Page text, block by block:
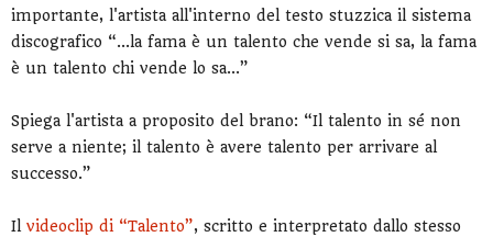
importante, l'artista all'interno del testo stuzzica il sistema
discografico “...la fama è un talento che vende si sa, la fama
è un talento chi vende lo sa...”
Spiega l'artista a proposito del brano: “Il talento in sé non
serve a niente; il talento è avere talento per arrivare al
successo.”
Il videoclip di “Talento”, scritto e interpretato dallo stesso